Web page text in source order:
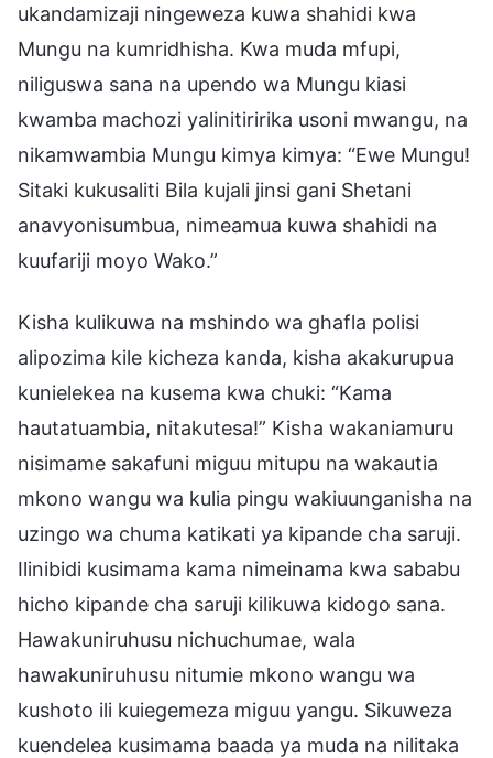
ukandamizaji ningeweza kuwa shahidi kwa
Mungu na kumridhisha. Kwa muda mfupi,
niliguswa sana na upendo wa Mungu kiasi
kwamba machozi yalinitiririka usoni mwangu, na
nikamwambia Mungu kimya kimya: “Ewe Mungu!
Sitaki kukusaliti Bila kujali jinsi gani Shetani
anavyonisumbua, nimeamua kuwa shahidi na
kuufariji moyo Wako.”
Kisha kulikuwa na mshindo wa ghafla polisi
alipozima kile kicheza kanda, kisha akakurupua
kunielekea na kusema kwa chuki: “Kama
hautatuambia, nitakutesa!” Kisha wakaniamuru
nisimame sakafuni miguu mitupu na wakautia
mkono wangu wa kulia pingu wakiuunganisha na
uzingo wa chuma katikati ya kipande cha saruji.
Ilinibidi kusimama kama nimeinama kwa sababu
hicho kipande cha saruji kilikuwa kidogo sana.
Hawakuniruhusu nichuchumae, wala
hawakuniruhusu nitumie mkono wangu wa
kushoto ili kuiegemeza miguu yangu. Sikuweza
kuendelea kusimama baada ya muda na nilitaka